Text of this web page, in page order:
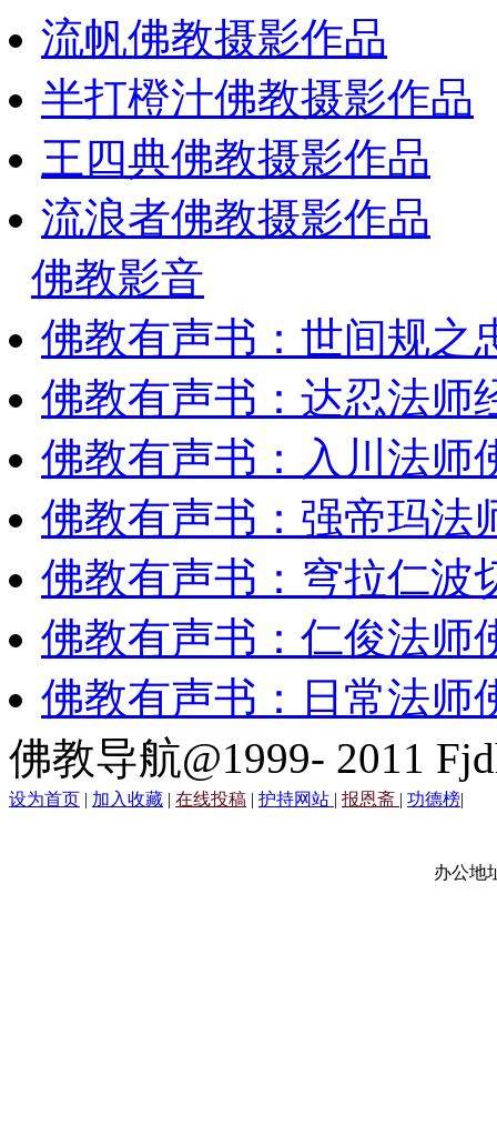
流帆佛教摄影作品
半打橙汁佛教摄影作品
王四典佛教摄影作品
流浪者佛教摄影作品
佛教影音
佛教有声书：世间规
佛教有声书：达忍法师
佛教有声书：入川法师
佛教有声书：强帝玛法
佛教有声书：穹拉仁波
佛教有声书：仁俊法师
佛教有声书：日常法师
佛教导航@1999- 2011
设为首页 | 加入收藏 | 在线投稿 | 护持网站 | 报恩斋 | 功德榜|
办公地